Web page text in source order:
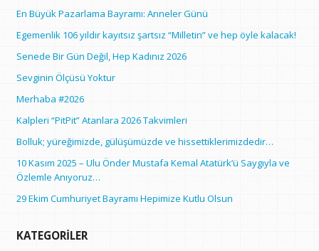
En Büyük Pazarlama Bayramı: Anneler Günü
Egemenlik 106 yıldır kayıtsız şartsız “Milletin” ve hep öyle kalacak!
Senede Bir Gün Değil, Hep Kadınız 2026
Sevginin Ölçüsü Yoktur
Merhaba #2026
Kalpleri “PitPit” Atanlara 2026 Takvimleri
Bolluk; yüreğimizde, gülüşümüzde ve hissettiklerimizdedir…
10 Kasım 2025 – Ulu Önder Mustafa Kemal Atatürk’ü Saygıyla ve
Özlemle Anıyoruz…
29 Ekim Cumhuriyet Bayramı Hepimize Kutlu Olsun
KATEGORILER